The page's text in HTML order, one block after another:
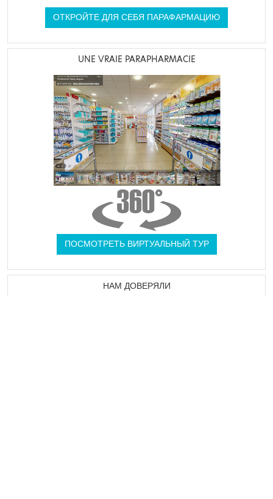
ОТКРОЙТЕ ДЛЯ СЕБЯ ПАРАФАРМАЦИЮ
UNE VRAIE PARAPHARMACIE
ПОСМОТРЕТЬ ВИРТУАЛЬНЫЙ ТУР
НАМ ДОВЕРЯЛИ